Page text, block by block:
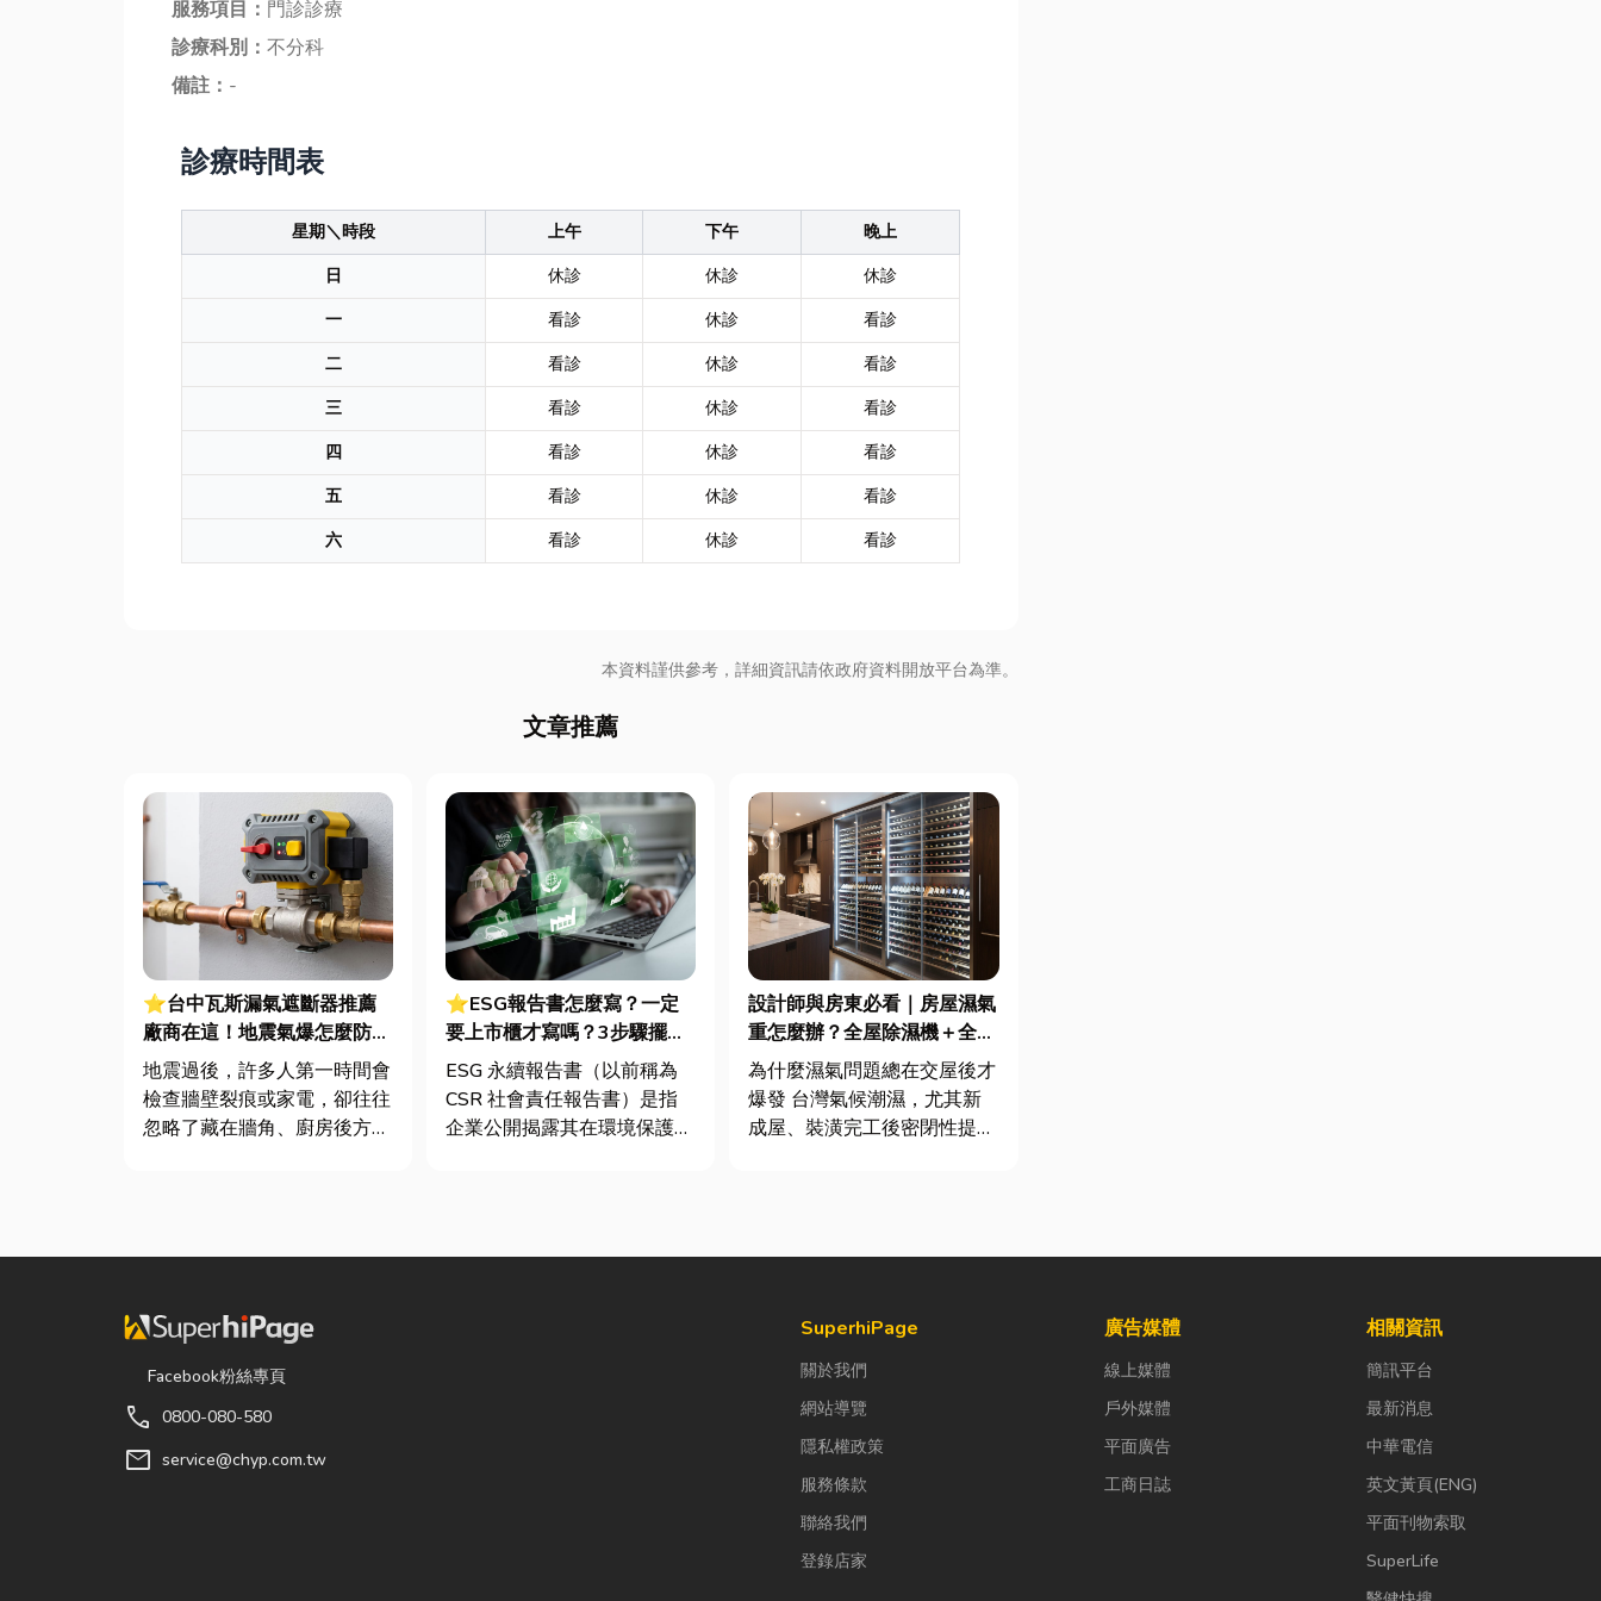
服務項目： 門診診療
診療科別： 不分科
備註： -
診療時間表
星期＼時段 上午 下午
晚上
日
休診 休診
休診
一
看診 休診
看診
二
看診 休診
看診
三
看診 休診
看診
四
看診 休診
看診
五
看診 休診
看診
六
看診 休診 看診
本資料謹供參考，詳細資訊請依政府資料開放平台為準。
文章推薦
⭐台中瓦斯漏氣遮斷器推薦
廠商在這！地震氣爆怎麼防？
警報器與遮斷器差異、補助條
件及挑選全攻略
地震過後，許多人第一時間會
檢查牆壁裂痕或家電，卻往往
忽略了藏在牆角、廚房後方的
開關的火花...
⭐ESG報告書怎麼寫？一定
要上市櫃才寫嗎？3步驟擺脫
綠色轉型焦慮
ESG 永續報告書（以前稱為
CSR 社會責任報告書）是指
企業公開揭露其在環境保護
設計師與房東必看｜房屋濕氣
重怎麼辦？全屋除濕機＋全熱
交換器整合安裝|提升居住品
質與續租率
為什麼濕氣問題總在交屋後才
爆發 台灣氣候潮濕，尤其新
成屋、裝潢完工後密閉性提
Facebook粉絲專頁
call 0800-080-580
mail service@chyp.com.tw
SuperhiPage
關於我們
網站導覽
隱私權政策
服務條款
聯絡我們
登錄店家
廣告媒體
線上媒體
戶外媒體
平面廣告
工商日誌
相關資訊
簡訊平台
最新消息
中華電信
英文黃頁(ENG)
平面刊物索取
SuperLife